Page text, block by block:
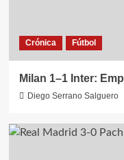
Crónica Fútbol
Milan 1–1 Inter:
Diego Serrano Salguero